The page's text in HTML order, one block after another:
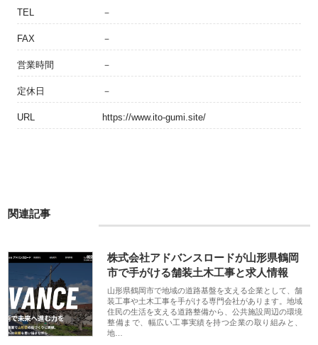
TEL －
FAX －
営業時間 －
定休日 －
URL https://www.ito-gumi.site/
関連記事
株式会社アドバンスロードが山形県鶴岡
市で手がける舗装土木工事と求人情報
山形県鶴岡市で地域の道路基盤を支える企業として、舗
装工事や土木工事を手がける専門会社があります。地域
住民の生活を支える道路整備から、公共施設周辺の環境
整備まで、幅広い工事実績を持つ企業の取り組みと、
地…